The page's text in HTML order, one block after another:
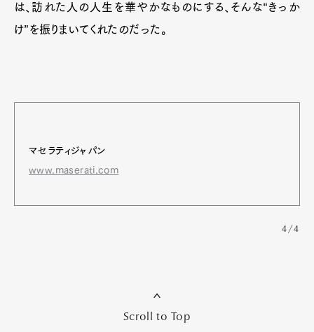
は、訪れた人の人生を華やかなものにする、そんな“きっか
け”を振りまいてくれたのだった。
マセラティジャパン
www.maserati.com
4/4
Scroll to Top